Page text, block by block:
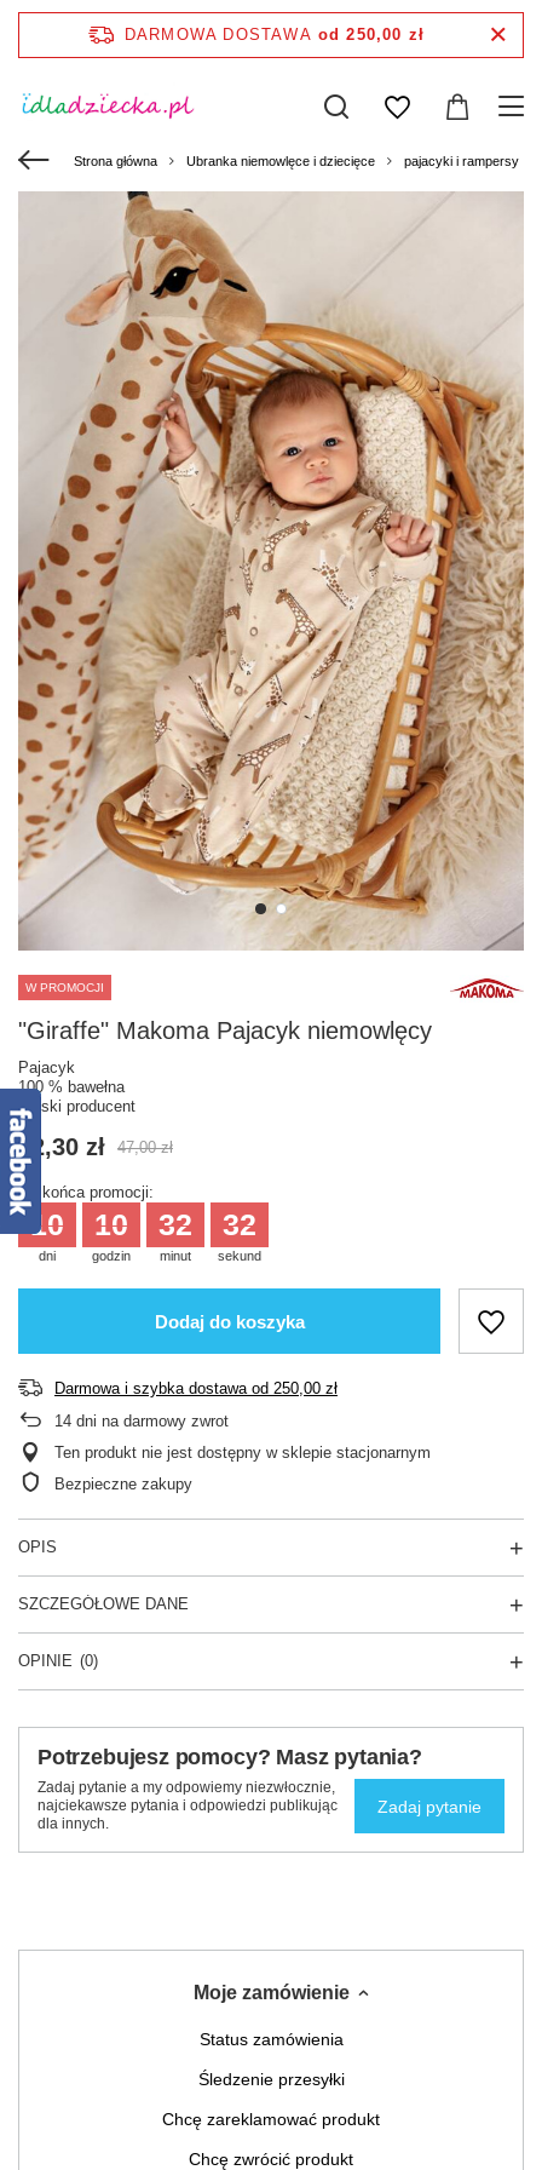
DARMOWA DOSTAWA od 250,00 zł
Strona główna Ubranka niemowlęce i dziecięce pajacyki i rampersy
W PROMOCJI
"Giraffe" Makoma Pajacyk niemowlęcy
Pajacyk
100 % bawełna
Polski producent
42,30 zł 47,00 zł
Do końca promocji:
dni
10
godzin
10
minut
32
sekund
32
Dodaj do koszyka
Darmowa i szybka dostawaod 250,00 zł
14 dni na darmowy zwrot
Ten produkt nie jest dostępny w sklepie stacjonarnym
Bezpieczne zakupy
OPIS
SZCZEGÓŁOWE DANE
OPINIE (0)
Potrzebujesz pomocy? Masz pytania?
Zadaj pytanie a my odpowiemy niezwłocznie,
najciekawsze pytania i odpowiedzi publikując
dla innych.
Zadaj pytanie
Moje zamówienie
Status zamówienia
Śledzenie przesyłki
Chcę zareklamować produkt
Chcę zwrócić produkt